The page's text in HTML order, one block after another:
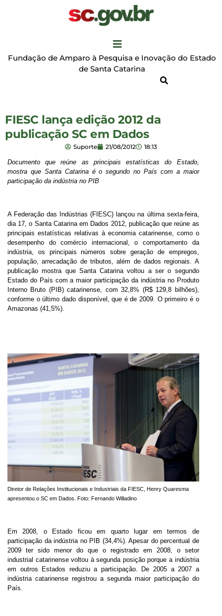
Fundação de Amparo à Pesquisa e Inovação do Estado
de Santa Catarina
FIESC lança edição 2012 da
publicação SC em Dados
Suporte 21/08/2012 18:13
Documento que reúne as principais estatísticas do Estado,
mostra que Santa Catarina é o segundo no País com a maior
participação da indústria no PIB
A Federação das Indústrias (FIESC) lançou na última sexta-feira,
dia 17, o Santa Catarina em Dados 2012, publicação que reúne as
principais estatísticas relativas à economia catarinense, como o
desempenho do comércio internacional, o comportamento da
indústria, os principais números sobre geração de empregos,
população, arrecadação de tributos, além de dados regionais. A
publicação mostra que Santa Catarina voltou a ser o segundo
Estado do País com a maior participação da indústria no Produto
Interno Bruto (PIB) catarinense, com 32,8% (R$ 129,8 bilhões),
conforme o último dado disponível, que é de 2009. O primeiro é o
Amazonas (41,5%).
Diretor de Relações Institucionais e Industriais da FIESC, Henry Quaresma
apresentou o SC em Dados. Foto: Fernando Willadino
Em 2008, o Estado ficou em quarto lugar em termos de
participação da indústria no PIB (34,4%). Apesar do percentual de
2009 ter sido menor do que o registrado em 2008, o setor
industrial catarinense voltou à segunda posição porque a indústria
em outros Estados reduziu a participação. De 2005 a 2007 a
indústria catarinense registrou a segunda maior participação do
País.